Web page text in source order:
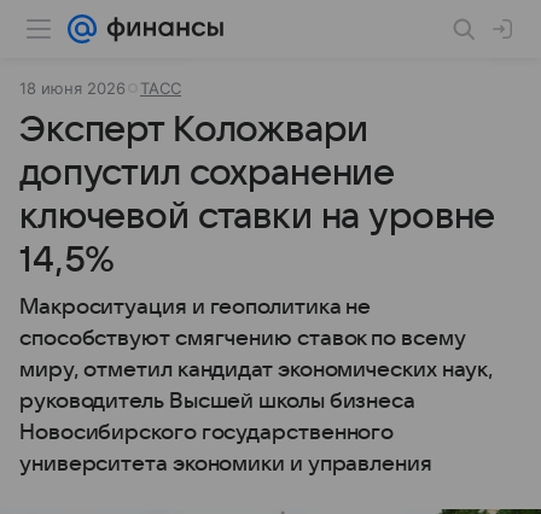
18 июня 2026 ТАСС
Эксперт Коложвари
допустил сохранение
ключевой ставки на уровне
14,5%
Макроситуация и геополитика не
способствуют смягчению ставок по всему
миру, отметил кандидат экономических наук,
руководитель Высшей школы бизнеса
Новосибирского государственного
университета экономики и управления